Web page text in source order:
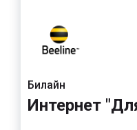
Билайн
Интернет